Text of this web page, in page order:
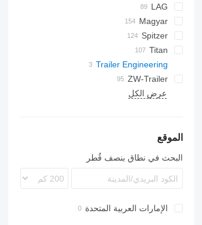
NG
BPDO
BPO
LPG
TF
EUT
KIP
TSA
ASW
TX
Stralis
Modulo
TSA
SSK
SSL
STB
STS
LAG
0-3
GSA
O-3
TGS
Magyar
S-series
SR
SA
SL
L-series
CM
MACOLA
SCT
TS
Spitzer
SF
SK
LPG
OPL 38
Titan
Trailer Engineering
SP
TX
ADR
97
NS
LPG
ZW-Trailer
عرض الكل
الموقع
البحث في نطاق بنصف قُطر
الإمارات العربية المتحدة